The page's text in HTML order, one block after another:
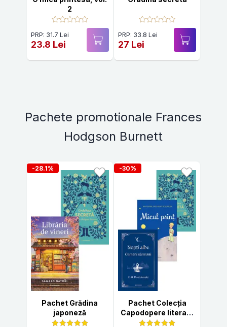
2
PRP: 31.7 Lei
23.8 Lei
PRP: 33.8 Lei
27 Lei
Pachete promotionale Frances
Hodgson Burnett
-28.1%
Pachet Grădina
japoneză
-30%
Pachet Colecția
Capodopere literare
– Hardcover 2025